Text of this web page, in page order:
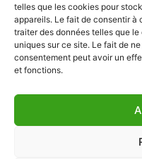
telles que les cookies pour
appareils. Le fait de consentir à
traiter des données telles que
uniques sur ce site. Le fait de
consentement peut avoir un
et fonctions.